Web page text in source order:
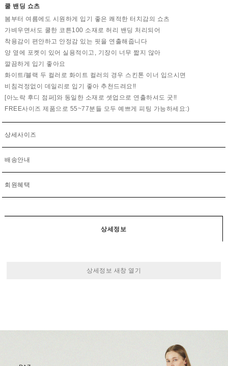
쿨 밴딩 쇼츠
봄부터 여름에도 시원하게 입기 좋은 쾌적한 터치감의 쇼츠
가벼우면서도 쿨한 코튼100 소재로 허리 밴딩 처리되어
착용감이 편안하고 안정감 있는 핏을 연출해줍니다
양 옆에 포켓이 있어 실용적이고, 기장이 너무 짧지 않아
깔끔하게 입기 좋아요
화이트/블랙 두 컬러로 화이트 컬러의 경우 스킨톤 이너 입으시면
비침걱정없이 데일리로 입기 좋아 추천드려요!!
[아노락 후디 점퍼]와 동일한 소재로 셋업으로 연출하셔도 굿!!
FREE사이즈 제품으로 55~77분들 모두 예쁘게 피팅 가능하세요:)
상세사이즈
배송안내
회원혜택
상세정보
상세정보 새창 열기